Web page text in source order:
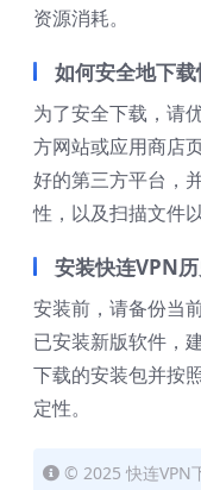
资源消耗。
如何安全地下
为了安全下载，请
方网站或应用商店
好的第三方平台，
性，以及扫描文件
安装快连VPN
安装前，请备份当
已安装新版软件，
下载的安装包并按
定性。
© 2025 快连VPN